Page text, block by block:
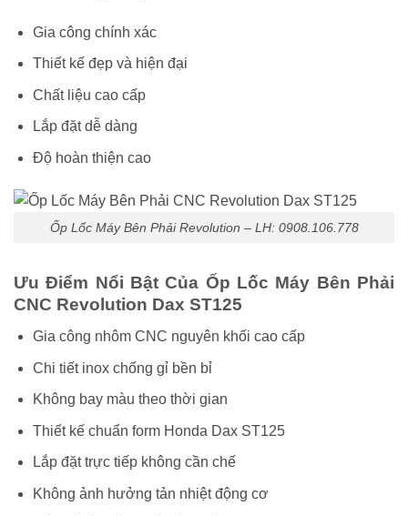
Gia công chính xác
Thiết kế đẹp và hiện đại
Chất liệu cao cấp
Lắp đặt dễ dàng
Độ hoàn thiện cao
Ốp Lốc Máy Bên Phải Revolution – LH: 0908.106.778
Ưu Điểm Nổi Bật Của Ốp Lốc Máy Bên Phải
CNC Revolution Dax ST125
Gia công nhôm CNC nguyên khối cao cấp
Chi tiết inox chống gỉ bền bỉ
Không bay màu theo thời gian
Thiết kế chuẩn form Honda Dax ST125
Lắp đặt trực tiếp không cần chế
Không ảnh hưởng tản nhiệt động cơ